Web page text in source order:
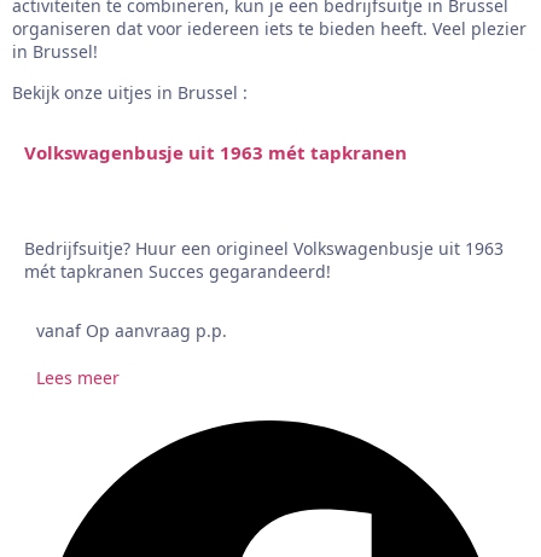
activiteiten te combineren, kun je een bedrijfsuitje in Brussel
organiseren dat voor iedereen iets te bieden heeft. Veel plezier
in Brussel!
Bekijk onze uitjes in Brussel :
Volkswagenbusje uit 1963 mét tapkranen
Bedrijfsuitje? Huur een origineel Volkswagenbusje uit 1963
mét tapkranen Succes gegarandeerd!
vanaf Op aanvraag p.p.
Lees meer